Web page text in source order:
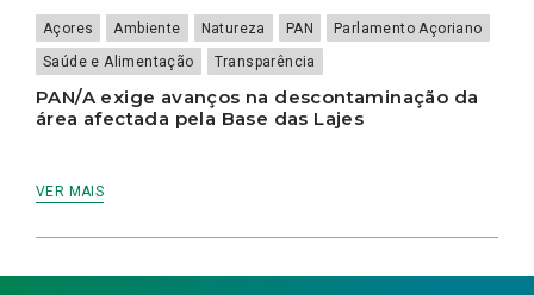
Açores Ambiente Natureza PAN
Parlamento Açoriano
Saúde e Alimentação
Transparência
PAN/A exige avanços na descontaminação da
área afectada pela Base das Lajes
VER MAIS